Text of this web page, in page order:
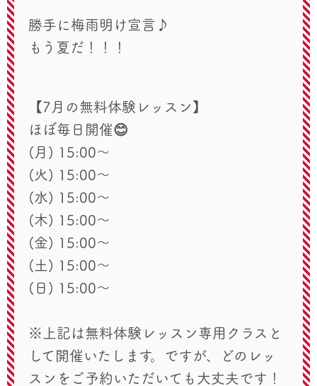
勝手に梅雨明け宣言♪
もう夏だ！！！
【7月の無料体験レッスン】
ほぼ毎日開催😊
(月) 15:00〜
(火) 15:00～
(水) 15:00～
(木) 15:00～
(金) 15:00～
(土) 15:00～
(日) 15:00～
※上記は無料体験レッスン専用クラスと
して開催いたします。
ですが、どのレッ
スンをご予約いただいても大丈夫です！